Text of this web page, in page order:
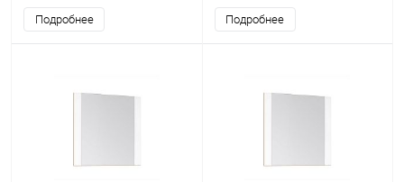
Подробнее Подробнее